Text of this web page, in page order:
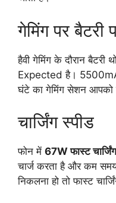
गेमिंग पर बैटरी
हैवी गेमिंग के दौरान बैटरी
Expected है।
घंटे का गेमिंग सेशन आपको
चार्जिंग स्पीड
फोन में 67W फास्ट चार्जिंग
चार्ज करता है और कम
निकलना हो तो फास्ट